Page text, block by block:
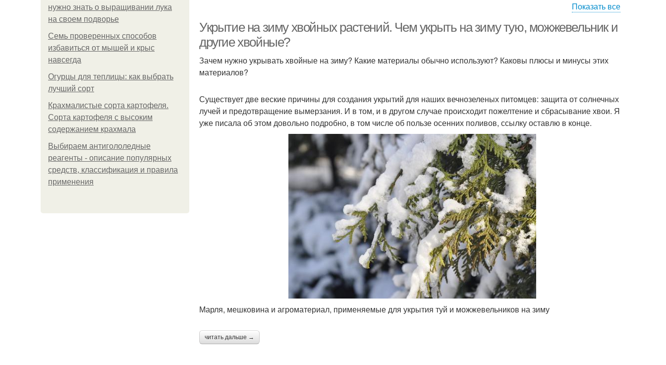
нужно знать о выращивании лука
на своем подворье
Семь проверенных способов
избавиться от мышей и крыс
навсегда
Огурцы для теплицы: как выбрать
лучший сорт
Крахмалистые сорта картофеля.
Сорта картофеля с высоким
содержанием крахмала
Выбираем антигололедные
реагенты - описание популярных
средств, классификация и правила
применения
Показать все
Укрытие на зиму хвойных растений. Чем укрыть на зиму тую, можжевельник и
другие хвойные?
Зачем нужно укрывать хвойные на зиму? Какие материалы обычно используют? Каковы плюсы и минусы этих
материалов?
Существует две веские причины для создания укрытий для наших вечнозеленых питомцев: защита от солнечных
лучей и предотвращение вымерзания. И в том, и в другом случае происходит пожелтение и сбрасывание хвои. Я
уже писала об этом довольно подробно, в том числе об пользе осенних поливов, ссылку оставлю в конце.
Марля, мешковина и агроматериал, применяемые для укрытия туй и можжевельников на зиму
читать дальше →